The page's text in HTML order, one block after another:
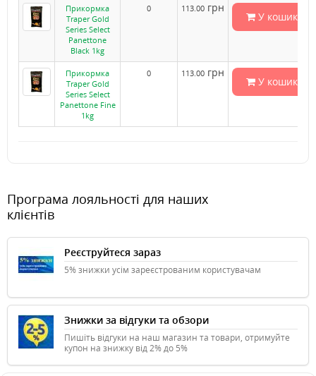
Прикормка
Traper Gold
Series Select
Panettone
Black 1kg
0 113.00 грн
У кошик
Прикормка
Traper Gold
Series Select
Panettone Fine
1kg
0 113.00 грн
У кошик
Програма лояльності для наших
клієнтів
Реєструйтеся зараз
5% знижки усім зареєстрованим користувачам
Знижки за відгуки та обзори
Пишіть відгуки на наш магазин та товари, отримуйте
купон на знижку від 2% до 5%